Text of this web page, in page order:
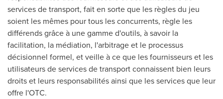
services de transport, fait en sorte que les règles du jeu
soient les mêmes pour tous les concurrents, règle les
différends grâce à une gamme d'outils, à savoir la
facilitation, la médiation, l'arbitrage et le processus
décisionnel formel, et veille à ce que les fournisseurs et les
utilisateurs de services de transport connaissent bien leurs
droits et leurs responsabilités ainsi que les services que leur
offre l'OTC.